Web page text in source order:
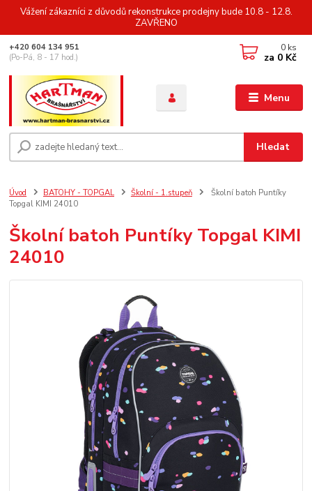
Vážení zákazníci z důvodů rekonstrukce prodejny bude 10.8 - 12.8.
ZAVŘENO
Menu
Hledat
+420 604 134 951
(Po-Pá, 8 - 17 hod.)
0 ks
za 0 Kč
Úvod BATOHY - TOPGAL Školní - 1.stupeň
Školní batoh Puntíky
Topgal KIMI 24010
Školní batoh Puntíky Topgal KIMI
24010